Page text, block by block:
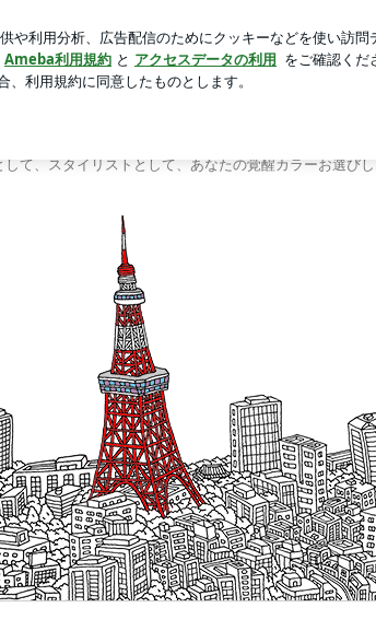
ロ
光のストール®︎REMLICHTオフィ
ストールを手仕事で仕上げています。纏うとわかる、
て、スタイリストとして、あなたの覚醒カラーお選びし